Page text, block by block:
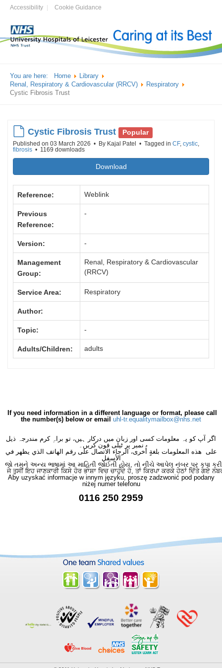
Accessibility Cookie Guidance
You are here: Home
Library
Renal, Respiratory & Cardiovascular (RRCV)
Respiratory
Cystic Fibrosis Trust
default
Cystic Fibrosis Trust Popular
Published on 03 March 2026 By Kajal Patel Tagged in CF, cystic,
fibrosis
1169 downloads
Download
Reference: Weblink
Previous
Reference:
-
Version: -
Management
Group:
Renal, Respiratory & Cardiovascular
(RRCV)
Service Area: Respiratory
Author:
Topic: -
Adults/Children: adults
If you need information in a different language or format, please call
the number(s) below or email uhl-tr.equalitymailbox@nhs.net
اگر آپ کو یہ معلومات کسی اور زبان میں درکار ہیں، تو براہِ کرم مندرجہ ذیل
نمبر پر ٹیلی فون کریں۔
على هذه المعلومات بلغةٍ أُخرى، الرجاء الاتصال على رقم الهاتف الذي يظهر في
الأسفل
જો તમને અન્ય ભાષામાં આ માહિતી જોઈતી હોય, તો નીચે આપેલ નંબર પર કૃપા કરી
ਜੇ ਤੁਸੀਂ ਇਹ ਜਾਣਕਾਰੀ ਕਿਸੇ ਹੋਰ ਭਾਸ਼ਾ ਵਿਚ ਚਾਹੁੰਦੇ ਹੋ, ਤਾਂ ਕਿਰਪਾ ਕਰਕੇ ਹੇਠਾਂ ਦਿੱਤੇ ਗਏ
Aby uzyskać informacje w innym języku, proszę zadzwonić pod podany
niżej numer telefonu
0116 250 2959